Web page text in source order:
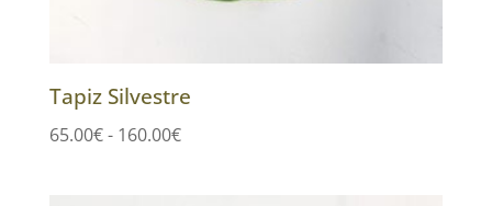
Tapiz Silvestre
65.00€- 160.00€Rango